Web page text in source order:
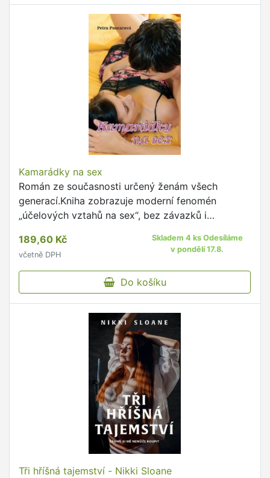
Kamarádky na sex
Román ze současnosti určený ženám všech
generací.Kniha zobrazuje moderní fenomén
„účelových vztahů na sex“, bez závazků i
osudu mladíka Davida, který udržuje …
189,60 Kč
včetně DPH
Skladem 4 ks Odesíláme
v pondělí 17.8.
Do košíku
Tři hříšná tajemství - Nikki Sloane